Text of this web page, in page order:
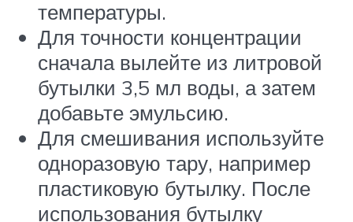
температуры.
Для точности концентрации
сначала вылейте из литровой
бутылки 3,5 мл воды, а затем
добавьте эмульсию.
Для смешивания используйте
одноразовую тару, например
пластиковую бутылку. После
использования бутылку